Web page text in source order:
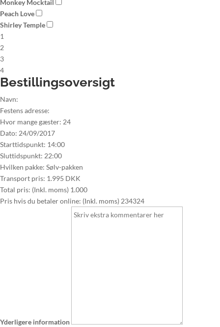
Monkey Mocktail
Peach Love
Shirley Temple
1
2
3
4
Bestillingsoversigt
Navn:
Festens adresse:
Hvor mange gæster: 24
Dato: 24/09/2017
Starttidspunkt: 14:00
Sluttidspunkt: 22:00
Hvilken pakke: Sølv-pakken
Transport pris: 1.995 DKK
Total pris: (Inkl. moms) 1.000
Pris hvis du betaler online: (Inkl. moms) 234324
Yderligere information